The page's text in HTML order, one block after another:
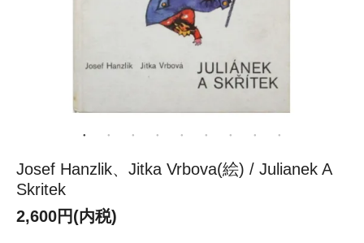
Josef Hanzlik、Jitka Vrbova(絵) / Julianek A
Skritek
2,600円(内税)